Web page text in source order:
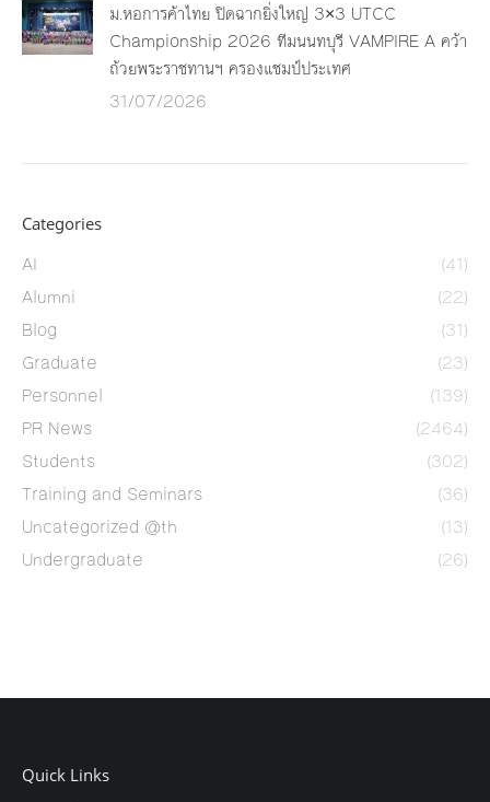
ม.หอการค้าไทย ปิดฉากยิ่งใหญ่ 3×3 UTCC
Championship 2026 ทีมนนทบุรี VAMPIRE A คว้า
ถ้วยพระราชทานฯ ครองแชมป์ประเทศ
31/07/2026
Categories
AI
(41)
Alumni
(22)
Blog
(31)
Graduate
(23)
Personnel
(139)
PR News
(2464)
Students
(302)
Training and Seminars
(36)
Uncategorized @th
(13)
Undergraduate
(26)
Quick Links